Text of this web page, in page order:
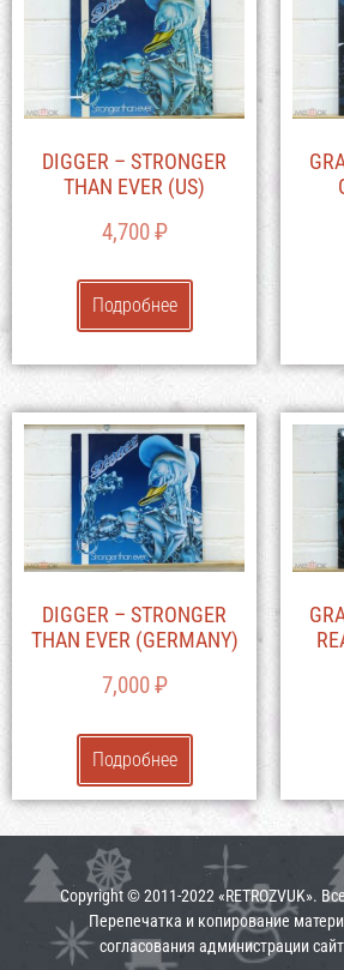
DIGGER – STRONGER
THAN EVER (US)
4,700₽
Подробнее
DIGGER – STRONGER
THAN EVER (GERMANY)
7,000₽
Подробнее
Copyright © 2011-2022 «RETROZVUK».
Перепечатка и копирование
согласования администрации